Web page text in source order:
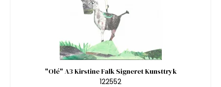
"Olé" A3 Kirstine Falk Signeret Kunsttryk
122552